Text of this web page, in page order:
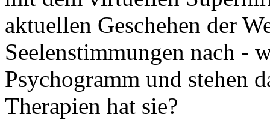
aktuellen Geschehen der
Seelenstimmungen nach -
Psychogramm und stehen
Therapien hat sie?